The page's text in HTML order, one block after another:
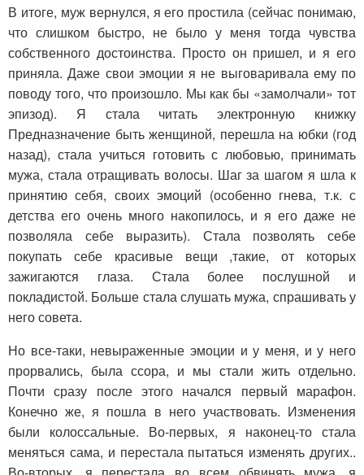
В итоге, муж вернулся, я его простила (сейчас понимаю,
что слишком быстро, не было у меня тогда чувства
собственного достоинства. Просто он пришел, и я его
приняла. Даже свои эмоции я не выговаривала ему по
поводу того, что произошло. Мы как бы «замолчали» тот
эпизод). Я стала читать электронную книжку
Предназначение быть женщиной, перешла на юбки (год
назад), стала учиться готовить с любовью, принимать
мужа, стала отращивать волосы. Шаг за шагом я шла к
принятию себя, своих эмоций (особенно гнева, т.к. с
детства его очень много накопилось, и я его даже не
позволяла себе выразить). Стала позволять себе
покупать себе красивые вещи ,такие, от которых
зажигаются глаза. Стала более послушной и
покладистой. Больше стала слушать мужа, спрашивать у
него совета.
Но все-таки, невыраженные эмоции и у меня, и у него
прорвались, была ссора, и мы стали жить отдельно.
Почти сразу после этого начался первый марафон.
Конечно же, я пошла в него участвовать. Изменения
были колоссальные. Во-первых, я наконец-то стала
меняться сама, и перестала пытаться изменять других..